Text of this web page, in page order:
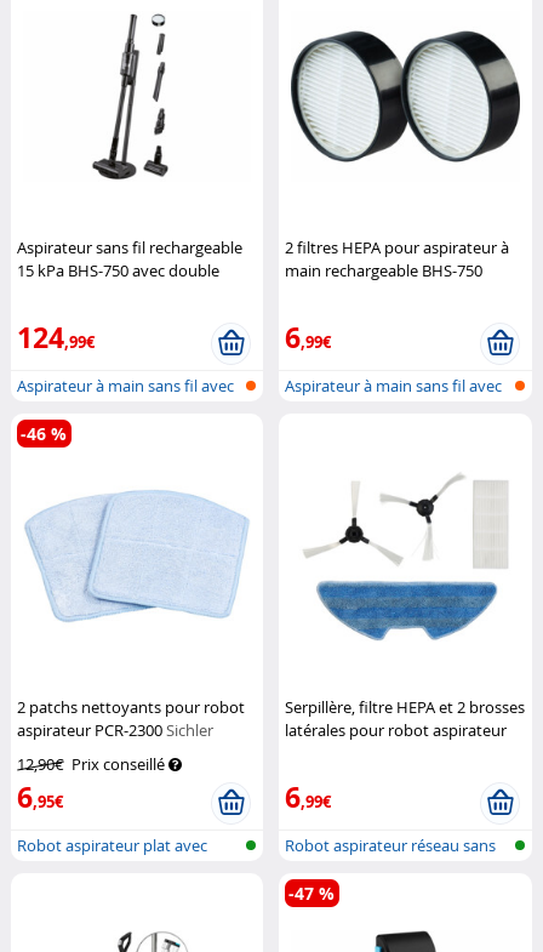
Aspirateur sans fil rechargeable
15 kPa BHS-750 avec double
124,99€
Aspirateur à main sans fil avec
dou...
2 filtres HEPA pour aspirateur à
main rechargeable BHS-750
6,99€
Aspirateur à main sans fil avec
2 patchs nettoyants pour robot
aspirateur PCR-2300Sichler
12,90€ Prix conseillé
6,95€
-46 %
Robot aspirateur plat avec
Serpillère, filtre HEPA et 2 brosses
latérales pour robot aspirateur
6,99€
Robot aspirateur réseau sans
fil, c...
-47 %